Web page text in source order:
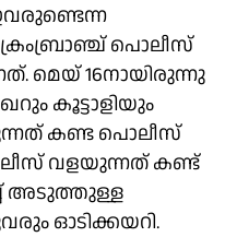
പൊലീസ്
മെയ് 16നായിരുന്നു
കൂട്ടാളിയും
കണ്ട പൊലീസ്
വളയുന്നത് കണ്ട്
അടുത്തുള്ള
ഓടിക്കയറി.